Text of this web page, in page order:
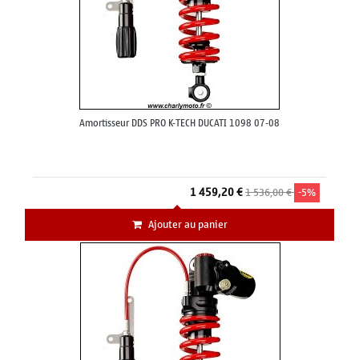
Amortisseur DDS PRO K-TECH DUCATI 1098 07-08
1 459,20 €1 536,00 € -5%
Ajouter au panier